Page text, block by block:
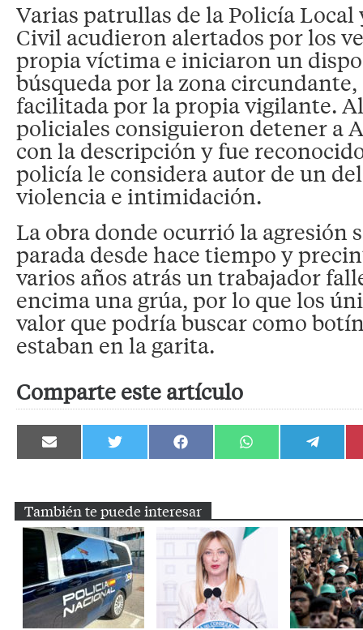
Varias patrullas de la Policía Local
Civil acudieron alertados por los
propia víctima e iniciaron un
búsqueda por la zona
facilitada por la propia vigilante.
policiales consiguieron detener a
con la descripción y fue
policía le considera autor de un
violencia e intimidación.
La obra donde ocurrió la agresión
parada desde hace tiempo y
varios años atrás un trabajador
encima una grúa, por lo que los
valor que podría buscar como
estaban en la garita.
Comparte este artículo
Compartir
en
Compartir
en
Compartir
en
Compartir
en
Compartir
en
También te puede interesar